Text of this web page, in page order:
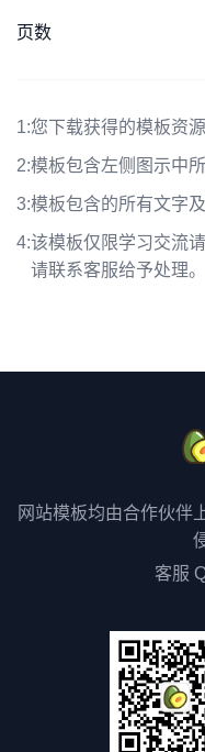
页数
1:您下载获得的模板资
2:模板包含左侧图示中
3:模板包含的所有文字
4:该模板仅限学习交流
请联系客服给予处理。
网站模板均由合作伙伴
客服